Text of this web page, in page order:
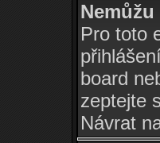
Pro toto
board
zeptejte
Návrat